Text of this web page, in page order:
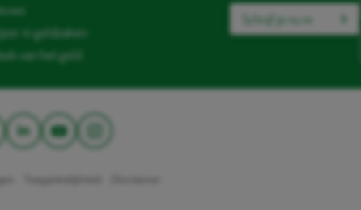
in geldzaken
van het geld
Schrijf je nu in